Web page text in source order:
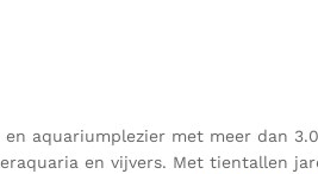
aquariumplezier met meer dan
en vijvers. Met tientallen